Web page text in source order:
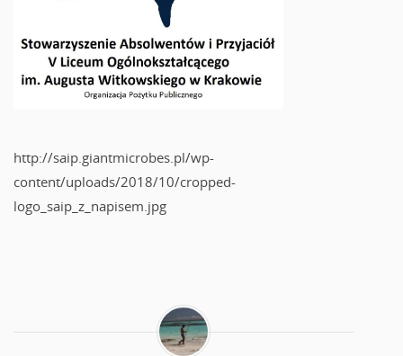
http://saip.giantmicrobes.pl/wp-
content/uploads/2018/10/cropped-
logo_saip_z_napisem.jpg